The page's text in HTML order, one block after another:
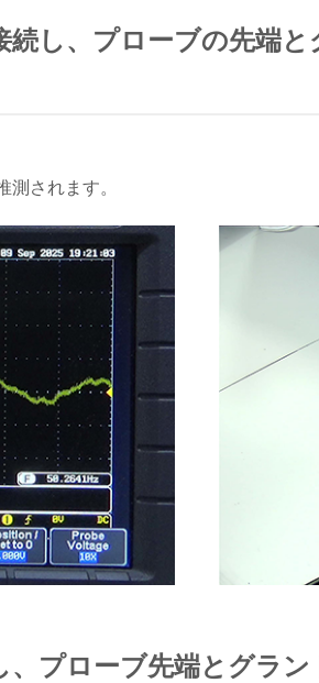
し、プローブの先端
されます。
プローブ先端とグラ